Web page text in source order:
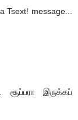
message...
சூப்பரா இருக்கப்